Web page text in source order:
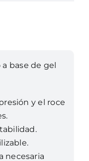
base de gel
y el roce
necesaria